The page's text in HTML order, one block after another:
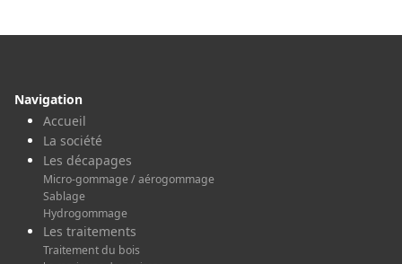
Navigation
Accueil
La société
Les décapages
Micro-gommage / aérogommage
Sablage
Hydrogommage
Les traitements
Traitement du bois